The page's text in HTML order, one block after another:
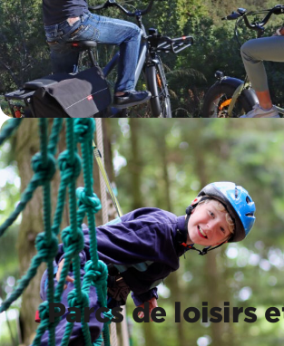
Parcs de loisirs
Parcs de loisirs et jeux